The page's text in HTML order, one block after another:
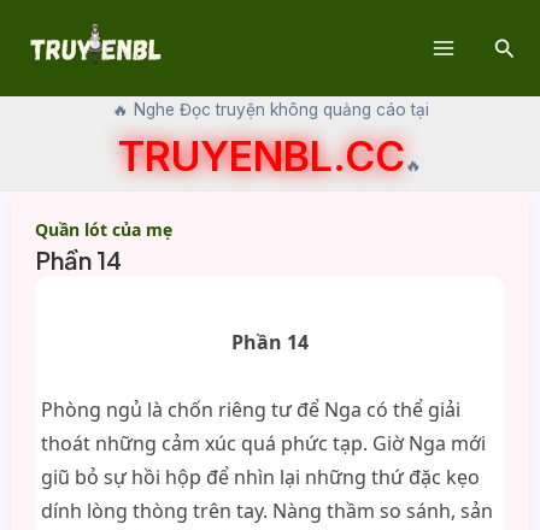
🔥 Nghe Đọc truyện không quảng cáo tại
TRUYENBL.CC🔥
Quần lót của mẹ
Phần 14
Phần 14
Phòng ngủ là chốn riêng tư để Nga có thể giải
thoát những cảm xúc quá phức tạp. Giờ Nga mới
giũ bỏ sự hồi hộp để nhìn lại những thứ đặc kẹo
dính lòng thòng trên tay. Nàng thầm so sánh, sản